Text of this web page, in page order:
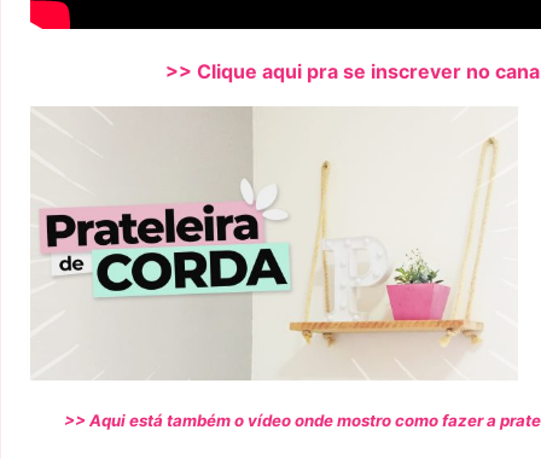
>> Clique aqui pra se inscrever no
>> Aqui está também o vídeo onde mostro como fazer a